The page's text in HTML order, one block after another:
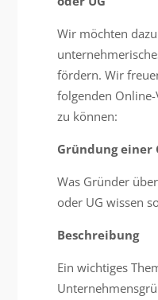
Wir möchten
fördern. Wir
folgenden
zu können:
Gründung einer
Was Gründer
oder UG wissen
Beschreibung
Ein wichtiges